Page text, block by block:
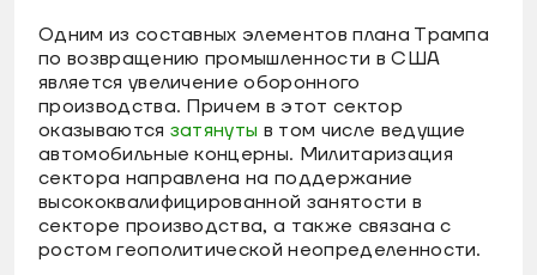
Одним из составных элементов плана Трампа
по возвращению промышленности в США
является увеличение оборонного
производства. Причем в этот сектор
оказываются затянуты в том числе ведущие
автомобильные концерны. Милитаризация
сектора направлена на поддержание
высококвалифицированной занятости в
секторе производства, а также связана с
ростом геополитической неопределенности.